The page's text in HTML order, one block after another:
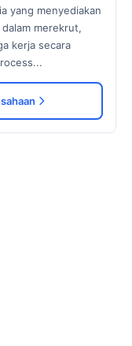
yang menyediakan
merekrut,
kerja secara